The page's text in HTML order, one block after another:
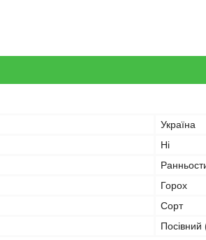
Україна
Ні
Горох
Сорт
Посівний